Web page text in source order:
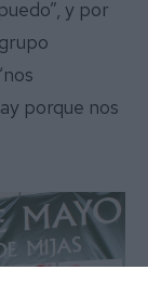
y por
porque nos